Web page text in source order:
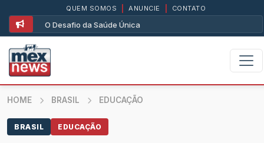
O Desafio da Saúde Única
QUEM SOMOS ANUNCIE CONTATO
HOME BRASIL EDUCAÇÃO
BRASIL EDUCAÇÃO